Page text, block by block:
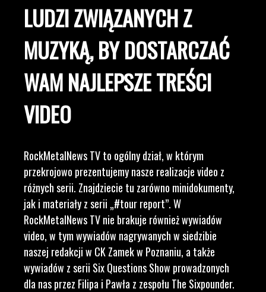
LUDZI ZWIĄZANYCH Z
MUZYKĄ, BY DOSTARCZAĆ
WAM NAJLEPSZE TREŚCI
VIDEO
RockMetalNews TV to ogólny dział, w którym
przekrojowo prezentujemy nasze realizacje video z
różnych serii. Znajdziecie tu zarówno minidokumenty,
jak i materiały z serii „#tour report”. W
RockMetalNews TV nie brakuje również wywiadów
video, w tym wywiadów nagrywanych w siedzibie
naszej redakcji w CK Zamek w Poznaniu, a także
wywiadów z serii Six Questions Show prowadzonych
dla nas przez Filipa i Pawła z zespołu The Sixpounder.